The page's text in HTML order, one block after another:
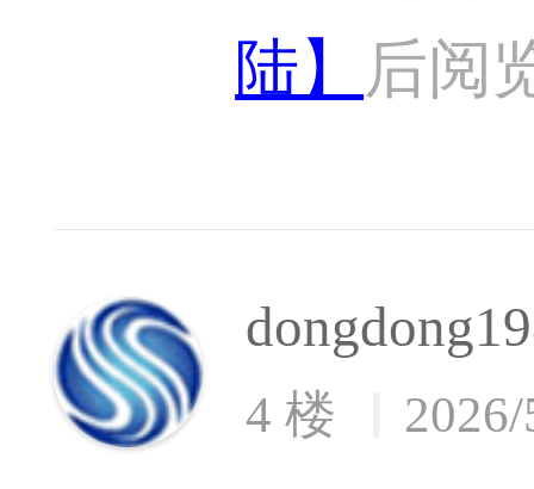
陆】
后阅
4 楼